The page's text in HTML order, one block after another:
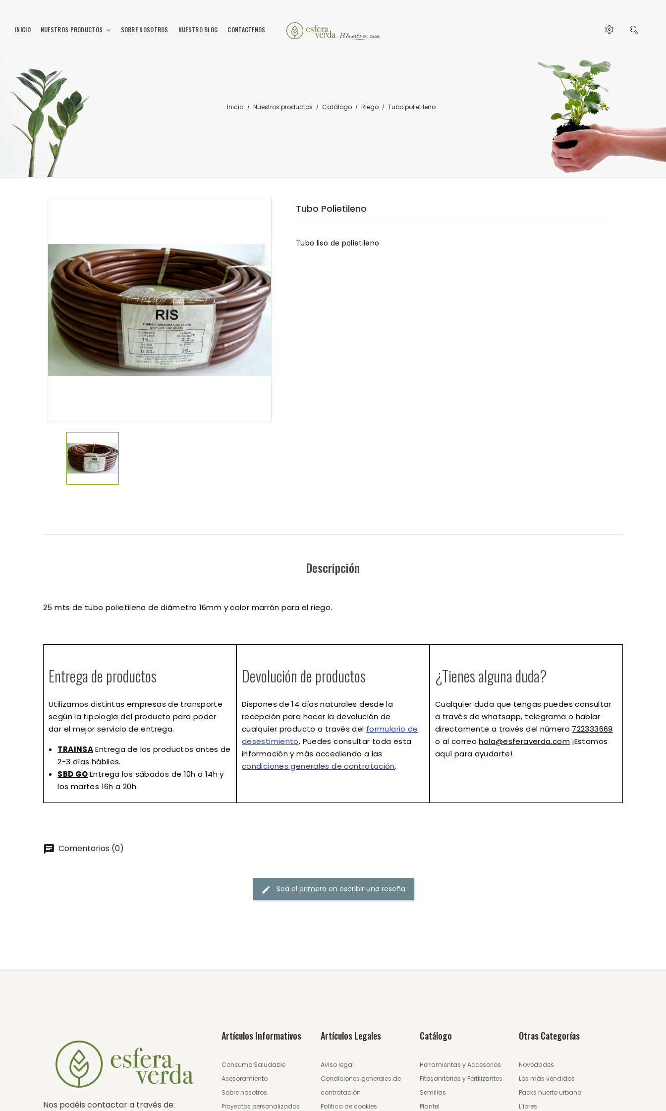
INICIO NUESTROS PRODUCTOS SOBRE NOSOTROS NUESTRO BLOG CONTACTENOS
Inicio Nuestros productos Catálogo Riego Tubo polietileno
Tubo Polietileno
Tubo liso de polietileno
Descripción
25 mts de tubo polietileno de diámetro 16mm y color marrón para el riego.
Entrega de productos
Utilizamos distintas empresas de transporte
según la tipología del producto para poder
dar el mejor servicio de entrega.
TRAINSAEntrega de los productos antes de
2-3 días hábiles.
SBD GOEntrega los sábados de 10h a 14h y
los martes 16h a 20h.
Devolución de productos
Dispones de14 días naturales desde la
recepción para hacer la devolución de
cualquier producto a través del formulario de
desestimiento. Puedes consultar toda esta
información y más accediendo a las
condiciones generales de contratación.
¿Tienes alguna duda?
Cualquier duda que tengas puedes consultar
a través de whatsapp, telegrama o hablar
directamente a través del número 722333669
o al correohola@esferaverda.com¡Estamos
aquí para ayudarte!
Comentarios (0)
Sea el primero en escribir una reseña
Nos podéis contactar a través de:
Artículos Informativos
Consumo Saludable
Asesoramiento
Sobre nosotros
Proyectos personalizados
Artículos Legales
Aviso legal
Condiciones generales de
contratación
Política de cookies
Catálogo
Herramientas y Accesorios
Fitosanitarios y Fertilizantes
Semillas
Plantel
Otras Categorías
Novedades
Los más vendidos
Packs huerto urbano
Llibres